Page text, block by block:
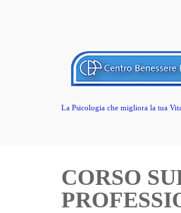
La Psicologia che migliora la tua
CORSO